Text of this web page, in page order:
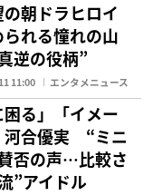
朝ドラヒロイ
れる憧れの山
逆の役柄”
11:00 エンタメニュース
困る」「イメー
河合優実 “ミニ
否の声…比較さ
”アイドル